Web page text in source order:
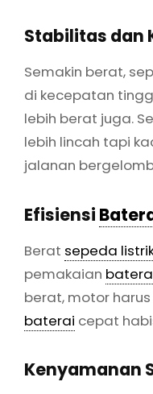
Stabilitas dan
Semakin berat,
di kecepatan
lebih berat juga.
lebih lincah tapi
jalanan
Efisiensi
Berat sepeda
pemakaian
berat, motor
baterai cepat
Kenyamanan